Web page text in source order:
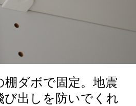
ダボで固定。地震
び出しを防いでくれ